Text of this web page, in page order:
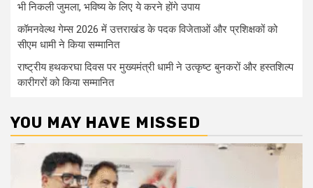
भी निकली जुमला, भविष्य के लिए ये करने होंगे उपाय
कॉमनवेल्थ गेम्स 2026 में उत्तराखंड के पदक विजेताओं और प्रशिक्षकों को
सीएम धामी ने किया सम्मानित
राष्ट्रीय हथकरघा दिवस पर मुख्यमंत्री धामी ने उत्कृष्ट बुनकरों और हस्तशिल्प
कारीगरों को किया सम्मानित
YOU MAY HAVE MISSED